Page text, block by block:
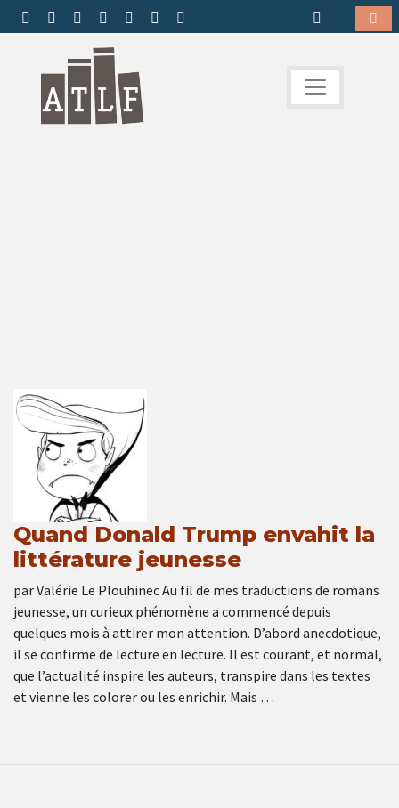
Quand Donald Trump envahit la
littérature jeunesse
par Valérie Le Plouhinec Au fil de mes traductions de romans
jeunesse, un curieux phénomène a commencé depuis
quelques mois à attirer mon attention. D’abord anecdotique,
il se confirme de lecture en lecture. Il est courant, et normal,
que l’actualité inspire les auteurs, transpire dans les textes
et vienne les colorer ou les enrichir. Mais …